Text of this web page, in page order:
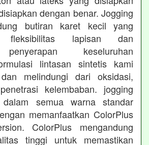
dengan benar. Jogging
butiran karet kecil yang
fleksibilitas lapisan dan
keseluruhan
lintasan sintetis kami
melindungi dari oksidasi,
kelembaban. jogging
semua warna standar
memanfaatkan ColorPlus
ColorPlus mengandung
tinggi untuk memastikan